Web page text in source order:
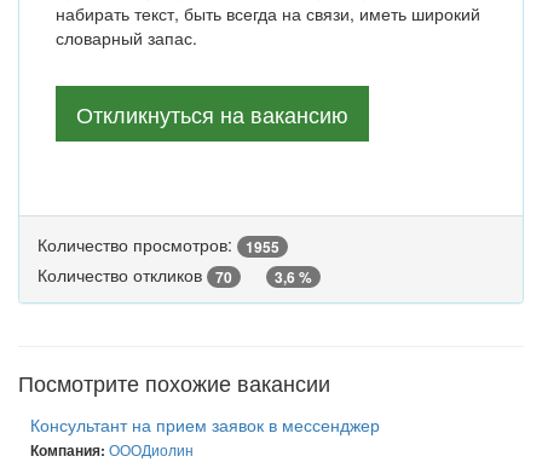
набирать текст, быть всегда на связи, иметь широкий
словарный запас.
Откликнуться на вакансию
Количество просмотров: 1955
Количество откликов 70 3,6 %
Посмотрите похожие вакансии
Консультант на прием заявок в мессенджер
Компания: ОООДиолин